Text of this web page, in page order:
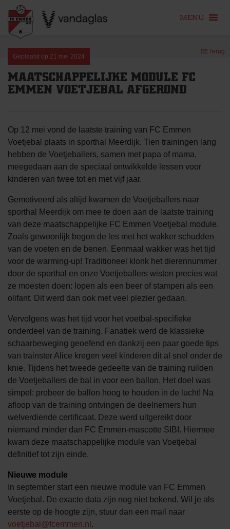
content
MENU
Geplaatst op 21 mei 2024
Terug
MAATSCHAPPELIJKE MODULE FC
EMMEN VOETJEBAL AFGEROND
Op 12 mei vond de laatste training van FC Emmen
Voetjebal plaats in sporthal Meerdijk. Tien trainingen lang
hebben de Voetjeballers, samen met papa of mama,
meegedaan aan de speciaal ontwikkelde lessen voor
kinderen van twee tot en met vijf jaar.
Gemotiveerd als altijd kwamen de Voetjeballers naar
sporthal Meerdijk om mee te doen aan de laatste training
van deze maatschappelijke FC Emmen Voetjebal module.
Zoals gewoonlijk begon de les met het wakker schudden
van de voeten en de benen. Eenmaal wakker was het tijd
voor de warming-up! Traditioneel klonk het dierennummer
door de sporthal en onze Voetjeballers wisten precies wat
ze moesten doen: lopen als een beer of stampen als een
olifant. Dit werd dan ook met veel plezier gedaan.
Vervolgens was het tijd voor het voetbal-specifieke
onderdeel van de training. Fanatiek werd de klassieke
schaarbeweging geoefend en dankzij een paar goede tips
van trainster Alice kregen veel kinderen dit al snel onder de
knie. Tijdens het tweede gedeelte van de training ruilden
de Voetjeballers de bal in voor een ballon. Het doel was
simpel: probeer de ballon hoog te houden in de lucht! Na
afloop van de training ontvingen de deelnemers hun
welverdiende certificaat. Deze werd uitgereikt door
niemand minder dan FC Emmen-mascotte SIBI. Hiermee
kwam deze maatschappelijke module van Voetjebal
definitief tot zijn einde.
Nieuwe module
In september start een nieuwe module van FC Emmen
Voetjebal. De exacte data zijn nog niet bekend. Wil je als
eerste op de hoogte zijn, stuur dan een mail naar
voetjebal@fcemmen.nl .